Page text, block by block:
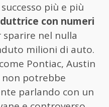
più e più
con numeri
sparire nel nulla
milioni di auto.
Pontiac, Austin
non potrebbe
parlando con un